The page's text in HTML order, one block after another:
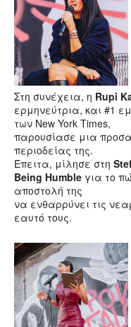
Στη συνέχεια, η Rupi
ερμηνεύτρια, και #1
των New York Times,
παρουσίασε μια
περιοδείας της.
Έπειτα, μίλησε στη
Being Humble για το
αποστολή της
να ενθαρρύνει τις
εαυτό τους.